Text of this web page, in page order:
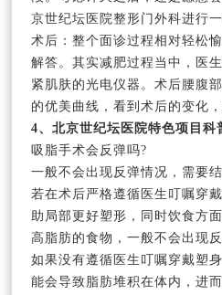
京世纪坛医院整形门外科进行一
术后：整个面诊过程相对轻松
解答。其实减肥过程当中，医
紧肌肤的光电仪器。术后腰腹
的优美曲线，看到术后的变化
4、北京世纪坛医院特色项目科
吸脂手术会反弹吗?
一般不会出现反弹情况，需要
若在术后严格遵循医生叮嘱穿
助局部更好塑形，同时饮食方
高脂肪的食物，一般不会出现反
如果没有遵循医生叮嘱穿戴塑
能会导致脂肪堆积在体内，进